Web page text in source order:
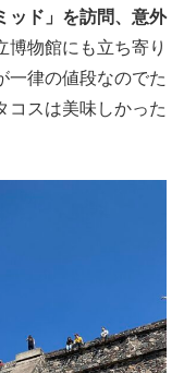
ッド」を訪問、意外
博物館にも立ち寄り
一律の値段なのでた
コスは美味しかった